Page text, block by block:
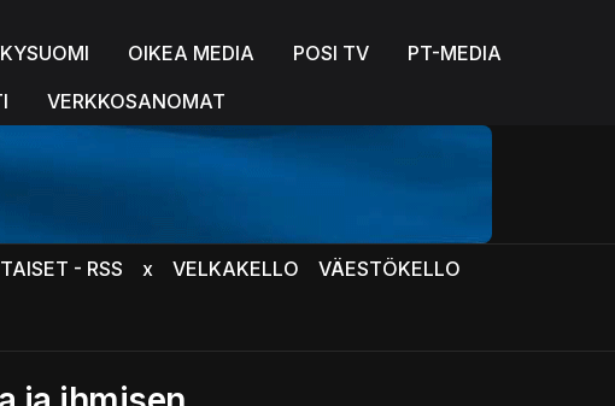
OIKEA MEDIA POSI TV
PT-MEDIA
VERKKOSANOMAT
- RSS x VELKAKELLO
VÄESTÖKELLO